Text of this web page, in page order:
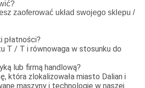
zaoferować układ swojego sklepu /
płatności?
T / T i równowaga w stosunku do
lub firmą handlową?
która zlokalizowała miasto Dalian i
maszyny i technologie w naszej